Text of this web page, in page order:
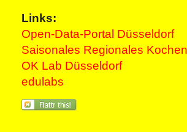
Links:
Open-Data-Portal Düsseldorf
Saisonales Regionales
OK Lab Düsseldorf
edulabs